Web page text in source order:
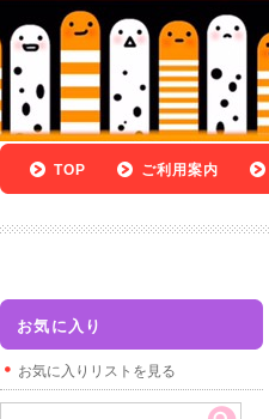
TOP ご利用案内
お気に入り
お気に入りリストを見る